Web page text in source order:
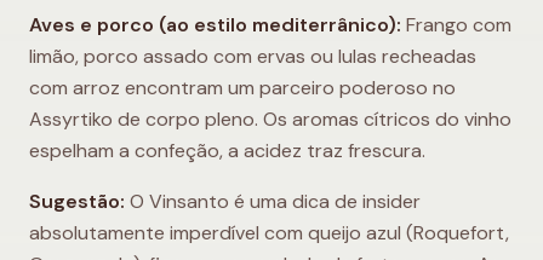
Aves e porco (ao estilo mediterrânico): Frango com
limão, porco assado com ervas ou lulas recheadas
com arroz encontram um parceiro poderoso no
Assyrtiko de corpo pleno. Os aromas cítricos do vinho
espelham a confeção, a acidez traz frescura.
Sugestão: O Vinsanto é uma dica de insider
absolutamente imperdível com queijo azul (Roquefort,